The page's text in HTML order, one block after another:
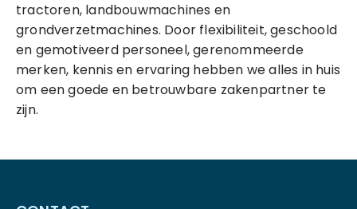
tractoren, landbouwmachines en
grondverzetmachines. Door flexibiliteit, geschoold
en gemotiveerd personeel, gerenommeerde
merken, kennis en ervaring hebben we alles in huis
om een goede en betrouwbare zakenpartner te
zijn.